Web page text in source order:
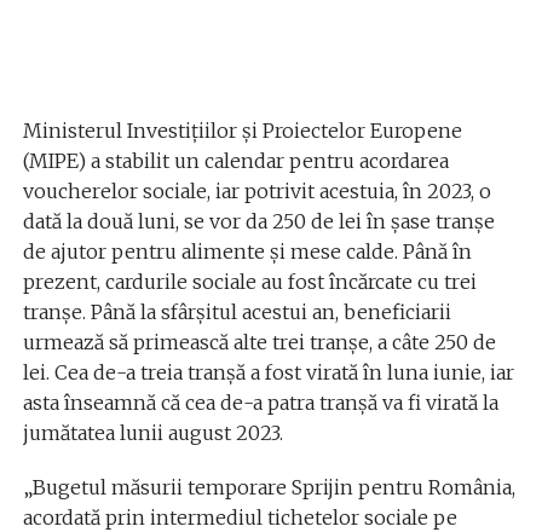
Ministerul Investițiilor și Proiectelor Europene
(MIPE) a stabilit un calendar pentru acordarea
voucherelor sociale, iar potrivit acestuia, în 2023, o
dată la două luni, se vor da 250 de lei în șase tranșe
de ajutor pentru alimente și mese calde. Până în
prezent, cardurile sociale au fost încărcate cu trei
tranșe. Până la sfârșitul acestui an, beneficiarii
urmează să primească alte trei tranșe, a câte 250 de
lei. Cea de-a treia tranșă a fost virată în luna iunie, iar
asta înseamnă că cea de-a patra tranșă va fi virată la
jumătatea lunii august 2023.
„Bugetul măsurii temporare Sprijin pentru România,
acordată prin intermediul tichetelor sociale pe